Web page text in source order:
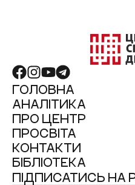
ГОЛОВНА
АНАЛІТИКА
ПРО ЦЕНТР
ПРОСВІТА
КОНТАКТИ
БІБЛІОТЕКА
ПІДПИСАТИСЬ НА